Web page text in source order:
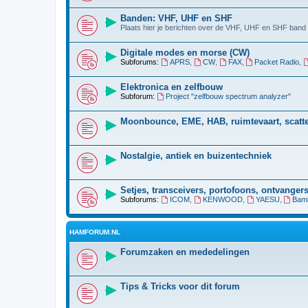
Banden: VHF, UHF en SHF
Plaats hier je berichten over de VHF, UHF en SHF
Digitale modes en morse (CW)
Subforums: APRS, CW, FAX, Packet Radio
Elektronica en zelfbouw
Subforum: Project "zelfbouw spectrum analyzer"
Moonbounce, EME, HAB, ruimtevaart,
Nostalgie, antiek en buizentechniek
Setjes, transceivers, portofoons,
Subforums: ICOM, KENWOOD, YAESU
HAMFORUM.NL
Forumzaken en mededelingen
Tips & Tricks voor dit forum